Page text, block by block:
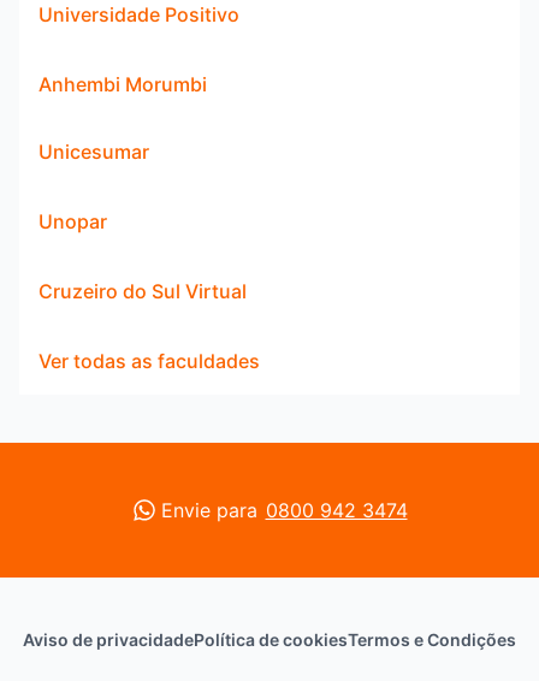
Universidade Positivo
Anhembi Morumbi
Unicesumar
Unopar
Cruzeiro do Sul Virtual
Ver todas as faculdades
Envie para 0800 942 3474
Aviso de privacidadePolítica de cookiesTermos e Condições